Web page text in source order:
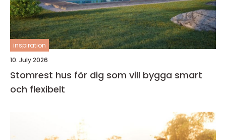
inspiration
10. July 2026
Stomrest hus för dig som vill bygga smart
och flexibelt